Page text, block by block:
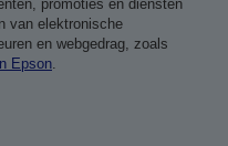
promoties en diensten
van elektronische
en webgedrag, zoals
Epson